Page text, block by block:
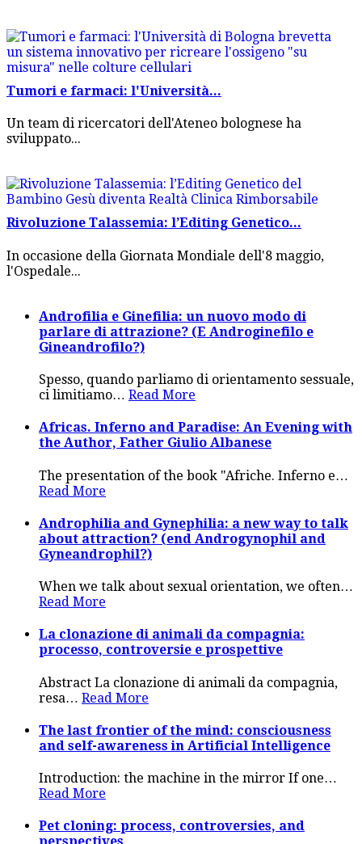
Tumori e farmaci: l'Università...
Un team di ricercatori dell'Ateneo bolognese ha
sviluppato...
Rivoluzione Talassemia: l’Editing Genetico...
In occasione della Giornata Mondiale dell'8 maggio,
l'Ospedale...
Androfilia e Ginefilia: un nuovo modo di
parlare di attrazione? (E Androginefilo e
Gineandrofilo?)
Spesso, quando parliamo di orientamento sessuale,
ci limitiamo… Read More
Africas. Inferno and Paradise: An Evening with
the Author, Father Giulio Albanese
The presentation of the book "Afriche. Inferno e…
Read More
Androphilia and Gynephilia: a new way to talk
about attraction? (end Androgynophil and
Gyneandrophil?)
When we talk about sexual orientation, we often…
Read More
La clonazione di animali da compagnia:
processo, controversie e prospettive
Abstract La clonazione di animali da compagnia,
resa… Read More
The last frontier of the mind: consciousness
and self-awareness in Artificial Intelligence
Introduction: the machine in the mirror If one…
Read More
Pet cloning: process, controversies, and